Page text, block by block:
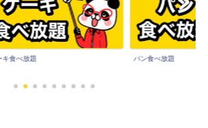
食べ放題 その他食べ放題